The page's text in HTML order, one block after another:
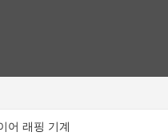
어 래핑 기계
십자문과 케이블 곤포기